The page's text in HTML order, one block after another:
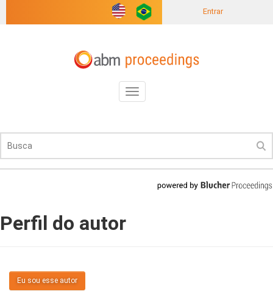
Entrar
Toggle
navigation
Perfil do autor
Eu sou esse autor